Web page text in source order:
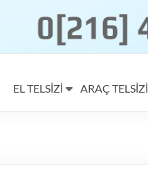
EL TELSİZİ ARAÇ TELSİZİ